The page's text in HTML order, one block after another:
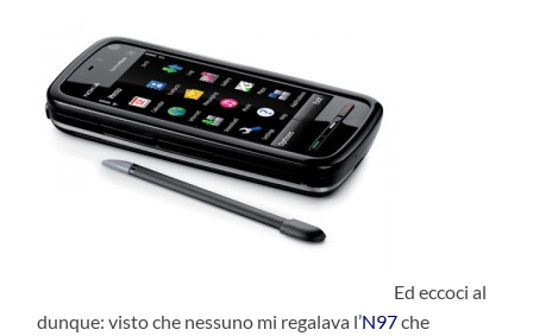
Ed eccoci al
dunque: visto che nessuno mi regalava l’N97che